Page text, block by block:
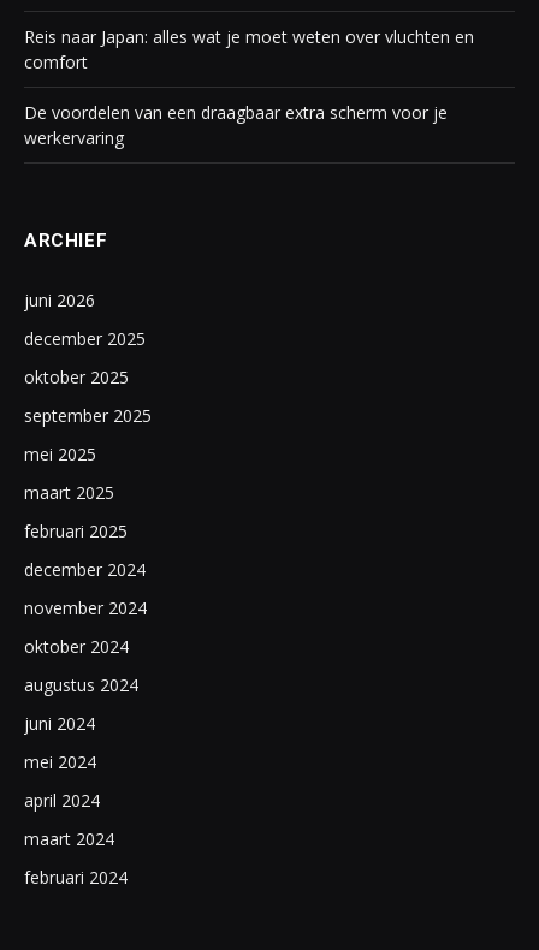
Reis naar Japan: alles wat je moet weten over vluchten en
comfort
De voordelen van een draagbaar extra scherm voor je
werkervaring
ARCHIEF
juni 2026
december 2025
oktober 2025
september 2025
mei 2025
maart 2025
februari 2025
december 2024
november 2024
oktober 2024
augustus 2024
juni 2024
mei 2024
april 2024
maart 2024
februari 2024